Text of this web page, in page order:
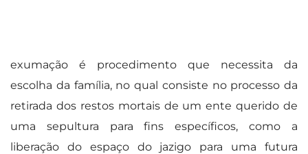
exumação é procedimento que necessita da
escolha da família, no qual consiste no processo da
retirada dos restos mortais de um ente querido de
uma sepultura para fins específicos, como a
liberação do espaço do jazigo para uma futura